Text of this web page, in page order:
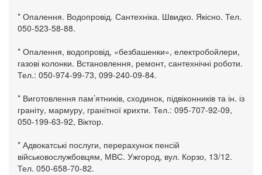
* Опалення. Водопровід. Сантехніка. Швидко. Якісно. Тел.
050-523-58-88.
* Опалення, водопровід, «безбашенки», електробойлери,
газові колонки. Встановлення, ремонт, сантехнічні роботи.
Тел.: 050-974-99-73, 099-240-09-84.
* Виготовлення пам’ятників, сходинок, підвіконників та ін. із
граніту, мармуру, гранітної крихти. Тел.: 095-707-92-09,
050-199-63-92, Віктор.
* Адвокатські послуги, перерахунок пенсій
військовослужбовцям, МВС. Ужгород, вул. Корзо, 13/12.
Тел. 050-658-70-82.